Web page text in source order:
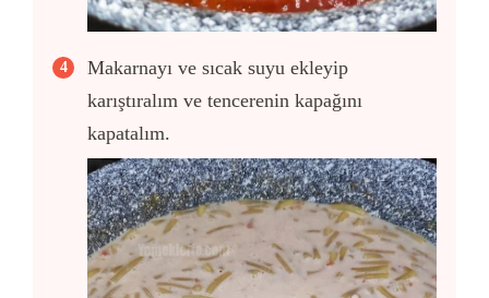
Makarnayı ve sıcak suyu ekleyip
karıştıralım ve tencerenin kapağını
kapatalım.